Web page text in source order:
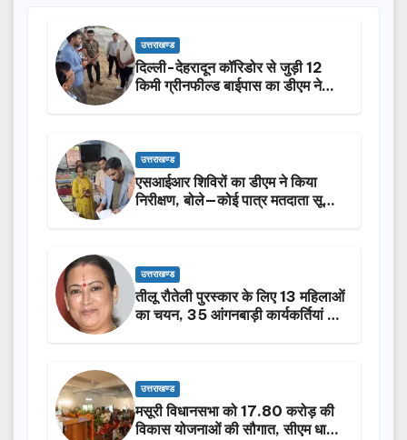
उत्तराखण्ड
दिल्ली-देहरादून कॉरिडोर से जुड़ी 12
किमी ग्रीनफील्ड बाईपास का डीएम ने
उत्तराखण्ड
एसआईआर शिविरों का डीएम ने किया
निरीक्षण, बोले—कोई पात्र मतदाता सूची
उत्तराखण्ड
तीलू रौतेली पुरस्कार के लिए 13 महिलाओं
का चयन, 35 आंगनबाड़ी कार्यकर्तियां भी
उत्तराखण्ड
मसूरी विधानसभा को 17.80 करोड़ की
विकास योजनाओं की सौगात, सीएम धामी